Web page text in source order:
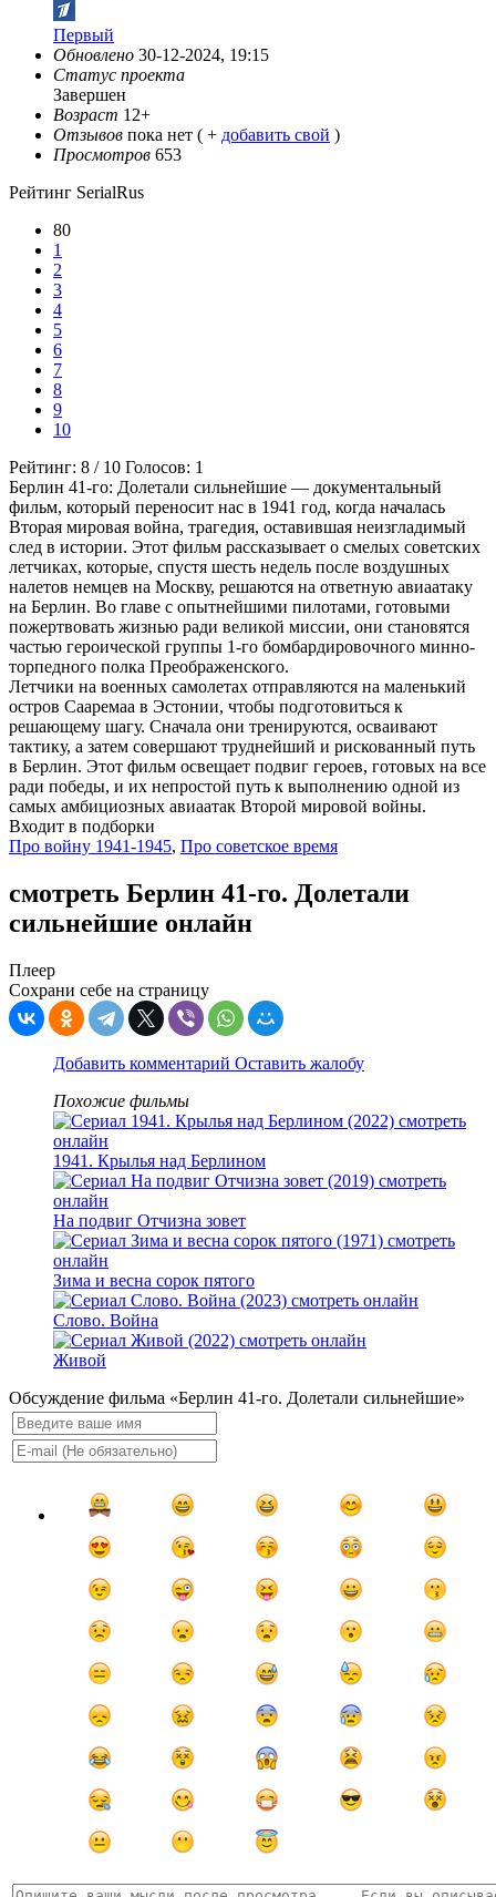
Первый
Обновлено 30-12-2024, 19:15
Статус проекта
Завершен
Возраст 12+
Отзывов пока нет ( + добавить свой )
Просмотров 653
Рейтинг SerialRus
80
1
2
3
4
5
6
7
8
9
10
Рейтинг: 8 / 10 Голосов: 1
Берлин 41-го: Долетали сильнейшие — документальный
фильм, который переносит нас в 1941 год, когда началась
Вторая мировая война, трагедия, оставившая неизгладимый
след в истории. Этот фильм рассказывает о смелых советских
летчиках, которые, спустя шесть недель после воздушных
налетов немцев на Москву, решаются на ответную авиаатаку
на Берлин. Во главе с опытнейшими пилотами, готовыми
пожертвовать жизнью ради великой миссии, они становятся
частью героической группы 1-го бомбардировочного минно-
торпедного полка Преображенского.
Летчики на военных самолетах отправляются на маленький
остров Сааремаа в Эстонии, чтобы подготовиться к
решающему шагу. Сначала они тренируются, осваивают
тактику, а затем совершают труднейший и рискованный путь
в Берлин. Этот фильм освещает подвиг героев, готовых на все
ради победы, и их непростой путь к выполнению одной из
самых амбициозных авиаатак Второй мировой войны.
Входит в подборки
Про войну 1941-1945, Про советское время
смотреть Берлин 41-го. Долетали
сильнейшие онлайн
Плеер
Сохрани себе на страницу
Добавить комментарий Оставить жалобу
Похожие фильмы
1941. Крылья над Берлином
На подвиг Отчизна зовет
Зима и весна сорок пятого
Слово. Война
Живой
Обсуждение фильма «Берлин 41-го. Долетали сильнейшие»